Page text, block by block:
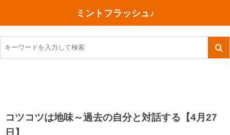
ミントフラッシュ♪
コツコツは地味～過去の自分と対話する【4月27
日】
TOEIC感想・結果
TOEIC800点への道
今日買った本
ご朱印帳めぐり
川越（埼玉県）
ファスティング
コスメ
食べ物
今日の一枚